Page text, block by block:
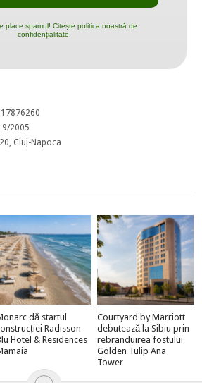
place spamul! Citește politica noastră de
confidențialitate.
2005
Cluj-Napoca
dă startul
Radisson
Hotel & Residences
Courtyard by Marriott
debutează la Sibiu prin
rebranduirea fostului
Golden Tulip Ana
Tower